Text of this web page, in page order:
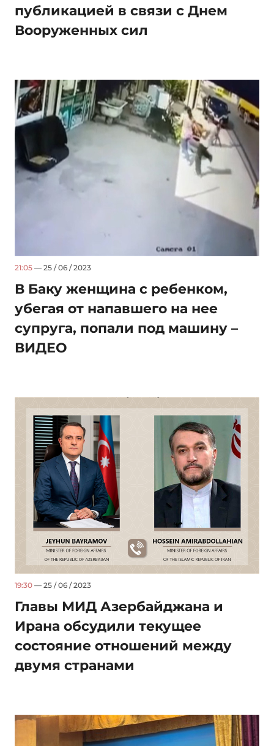
публикацией в связи с Днем
Вооруженных сил
21:05 — 25 / 06 / 2023
В Баку женщина с ребенком,
убегая от напавшего на нее
супруга, попали под машину –
ВИДЕО
19:30 — 25 / 06 / 2023
Главы МИД Азербайджана и
Ирана обсудили текущее
состояние отношений между
двумя странами